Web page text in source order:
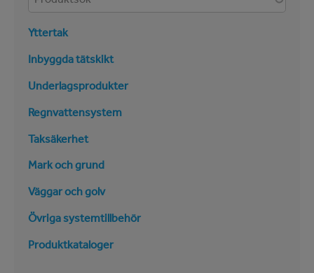
Produkter
Yttertak
Inbyggda tätskikt
Underlagsprodukter
Regnvattensystem
Taksäkerhet
Mark och grund
Väggar och golv
Övriga systemtillbehör
Produktkataloger